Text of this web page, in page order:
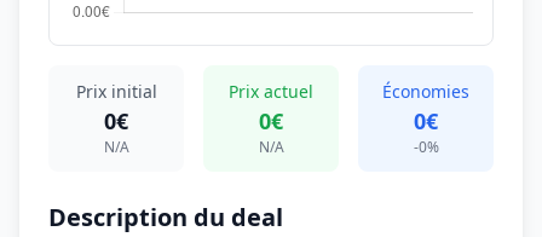
Prix initial
0€
N/A
Prix actuel
0€
N/A
Économies
0€
-0%
Description du deal